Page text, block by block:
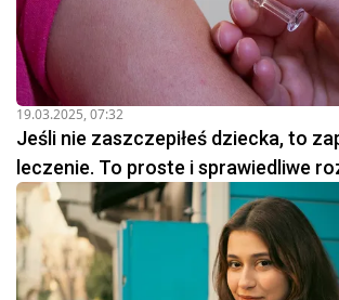
19.03.2025, 07:32
Jeśli nie zaszczepiłeś dziecka, to
leczenie. To proste i sprawiedliwe